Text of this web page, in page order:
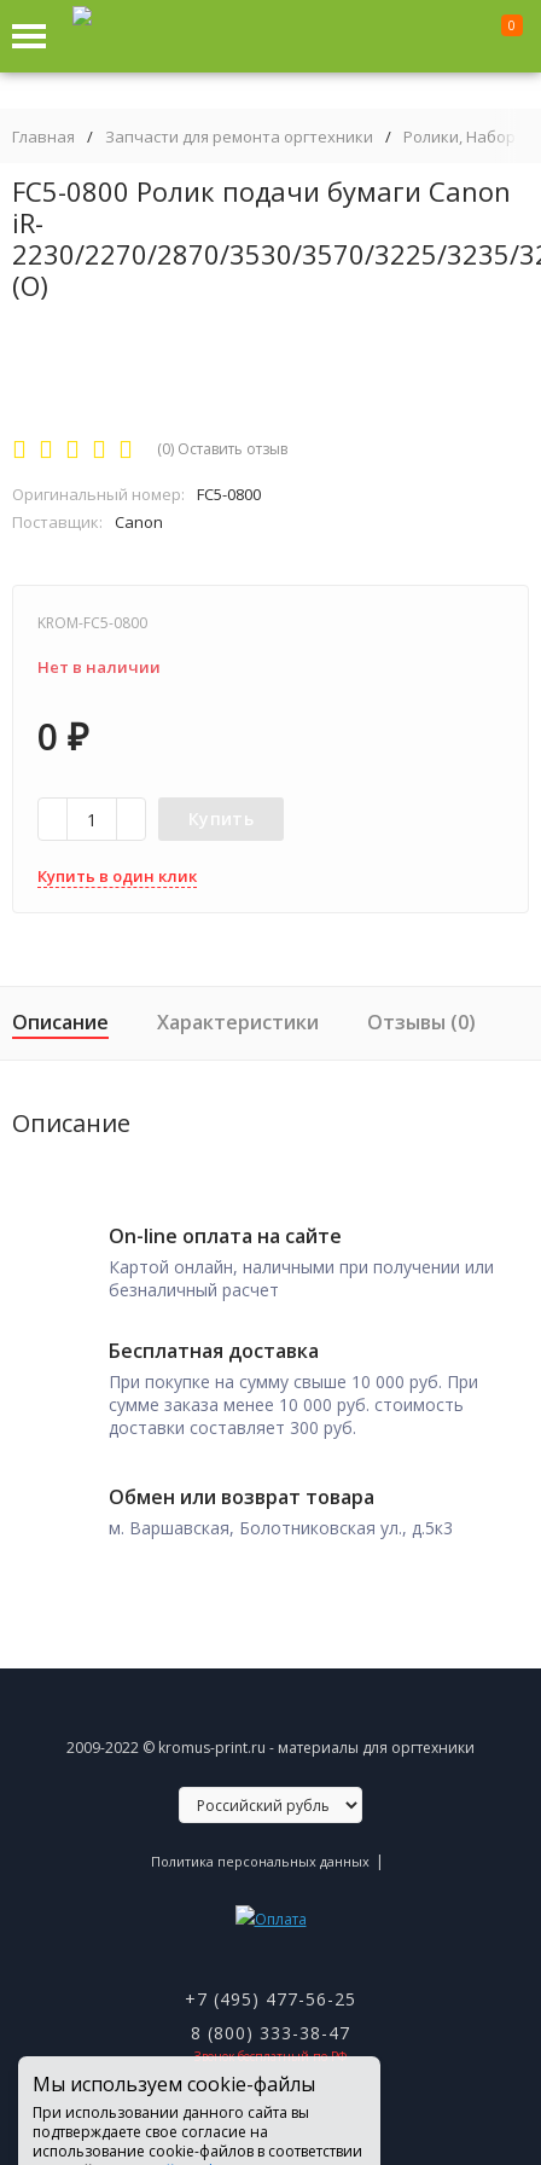
0
Главная / Запчасти для ремонта оргтехники / Ролики, Наборы
FC5-0800 Ролик подачи бумаги Canon
iR-
2230/2270/2870/3530/3570/3225/3235/
(О)
(0) Оставить отзыв
Оригинальный номер:
FC5-0800
Поставщик:
Canon
KROM-FC5-0800
Нет в наличии
0 ₽
Купить
Купить в один клик
Описание Характеристики Отзывы (0)
Описание
On-line оплата на сайте
Картой онлайн, наличными при получении или
безналичный расчет
Бесплатная доставка
При покупке на сумму свыше 10 000 руб. При
сумме заказа менее 10 000 руб. стоимость
доставки составляет 300 руб.
Обмен или возврат товара
м. Варшавская, Болотниковская ул., д.5к3
2009-2022 © kromus-print.ru - материалы для оргтехники
Политика персональных данных |
+7 (495) 477-56-25
8 (800) 333-38-47
Звонок бесплатный по РФ
Мы используем cookie-файлы
При использовании данного сайта вы
подтверждаете свое согласие на
использование cookie-файлов в соответствии